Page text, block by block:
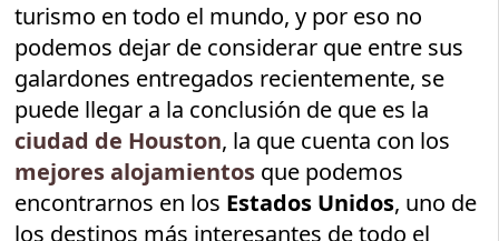
turismo en todo el mundo, y por eso no
podemos dejar de considerar que entre sus
galardones entregados recientemente, se
puede llegar a la conclusión de que es la
ciudad de Houston, la que cuenta con los
mejores alojamientos que podemos
encontrarnos en los Estados Unidos, uno de
los destinos más interesantes de todo el